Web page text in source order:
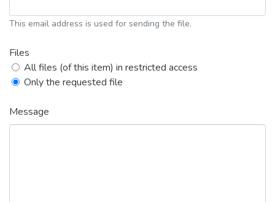
This email address is used for sending the file.
Files
All files (of this item) in restricted access
Only the requested file
Message